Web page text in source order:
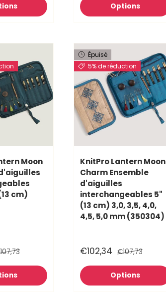
Options
Moon
cm)
Épuisé
5% de réduction
KnitPro Lantern Moon
Charm Ensemble
d'aiguilles
interchangeables 5"
(13 cm) 3,0, 3,5, 4,0,
4,5, 5,0 mm (350304)
€102,34 €107,73
Options